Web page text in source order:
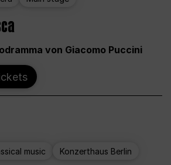
von Giacomo Puccini
music Konzerthaus Berlin